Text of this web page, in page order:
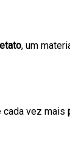
, um
cada vez mais